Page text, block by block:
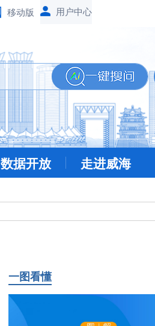
移动版
数据开放 走进威海
一图看懂